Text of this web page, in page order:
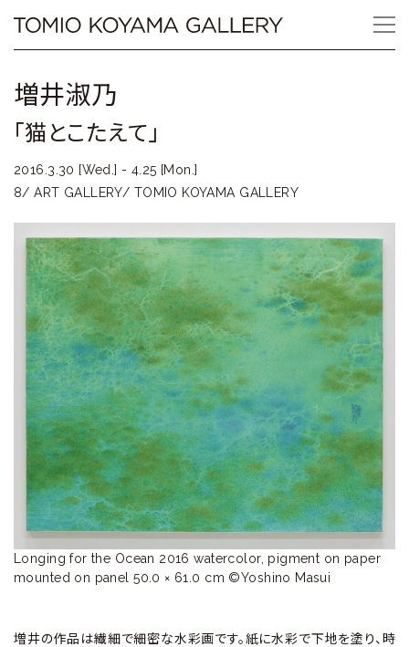
content
Tomio
Gallery
小
山
登
美
夫
ギ
ャ
ラ
リ
ー
増井淑乃
「猫とこたえて」
2016.3.30 [Wed.] - 4.25 [Mon.]
8/ ART GALLERY/ TOMIO KOYAMA GALLERY
Longing for the Ocean 2016 watercolor, pigment on paper
増井の作品は繊細で細密な水彩画です。紙に水彩で下地を塗り、時